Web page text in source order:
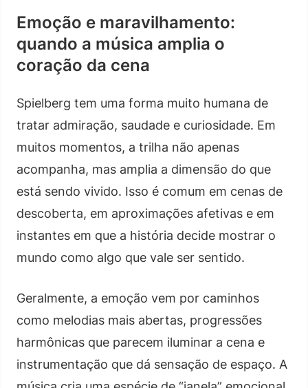
Emoção e maravilhamento:
quando a música amplia o
coração da cena
Spielberg tem uma forma muito humana de
tratar admiração, saudade e curiosidade. Em
muitos momentos, a trilha não apenas
acompanha, mas amplia a dimensão do que
está sendo vivido. Isso é comum em cenas de
descoberta, em aproximações afetivas e em
instantes em que a história decide mostrar o
mundo como algo que vale ser sentido.
Geralmente, a emoção vem por caminhos
como melodias mais abertas, progressões
harmônicas que parecem iluminar a cena e
instrumentação que dá sensação de espaço. A